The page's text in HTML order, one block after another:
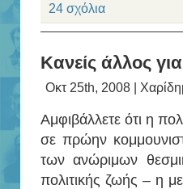
24 σχόλια
Κανείς άλλος
Οκτ 25th, 2008 |
Αμφιβάλλετε ότι η
σε πρώην
των ανώριμων
πολιτικής ζωής – η